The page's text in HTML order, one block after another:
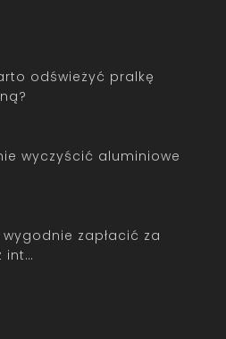
odświeżyć pralkę
wyczyścić aluminiowe
zapłacić za
int…